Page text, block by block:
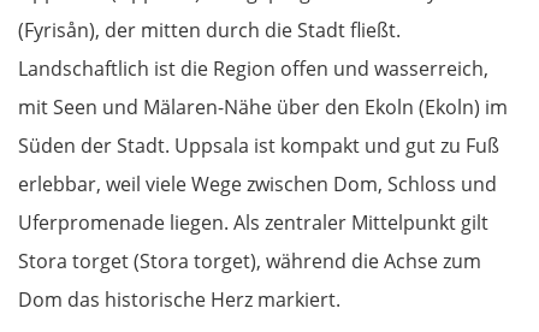
(Fyrisån), der mitten durch die Stadt fließt.
Landschaftlich ist die Region offen und wasserreich,
mit Seen und Mälaren-Nähe über den Ekoln (Ekoln) im
Süden der Stadt. Uppsala ist kompakt und gut zu Fuß
erlebbar, weil viele Wege zwischen Dom, Schloss und
Uferpromenade liegen. Als zentraler Mittelpunkt gilt
Stora torget (Stora torget), während die Achse zum
Dom das historische Herz markiert.